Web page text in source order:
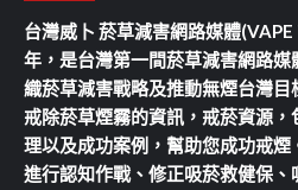
台灣威卜 菸草減害網路媒體
年，是台灣第一間菸草減害網路媒
織菸草減害戰略及推動無煙台灣
戒除菸草煙霧的資訊，戒菸資源
理以及成功案例，幫助您成功戒
進行認知作戰、修正吸菸救健保、